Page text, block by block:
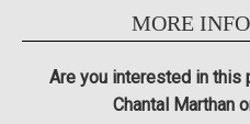
MORE
Are you interested in this
Chantal Marthan